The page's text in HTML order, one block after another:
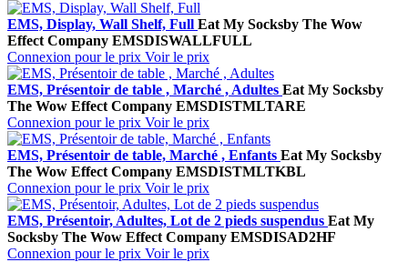
EMS, Display, Wall Shelf, Full Eat My Socksby The Wow
Effect Company EMSDISWALLFULL
Connexion pour le prix Voir le prix
EMS, Présentoir de table , Marché , Adultes Eat My Socksby
The Wow Effect Company EMSDISTMLTARE
Connexion pour le prix Voir le prix
EMS, Présentoir de table, Marché , Enfants Eat My Socksby
The Wow Effect Company EMSDISTMLTKBL
Connexion pour le prix Voir le prix
EMS, Présentoir, Adultes, Lot de 2 pieds suspendus Eat My
Socksby The Wow Effect Company EMSDISAD2HF
Connexion pour le prix Voir le prix